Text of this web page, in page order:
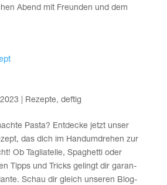
Abend mit Freun­den und dem
Rezepte, deftig
Pas­ta? Ent­de­cke jetzt unser
das dich im Hand­um­dre­hen zur
Ob Taglia­tel­le, Spa­ghet­ti oder
Tipps und Tricks gelingt dir garan­
Schau dir gleich unse­ren Blog­